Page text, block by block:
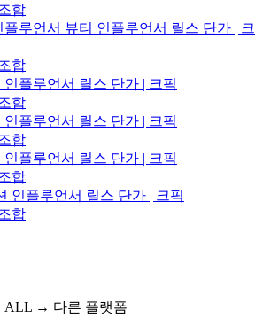
합
루언서 뷰티 인플루언서 릴스 단가 | 크
합
플루언서 릴스 단가 | 크픽
합
플루언서 릴스 단가 | 크픽
합
플루언서 릴스 단가 | 크픽
합
인플루언서 릴스 단가 | 크픽
합
ALL → 다른 플랫폼